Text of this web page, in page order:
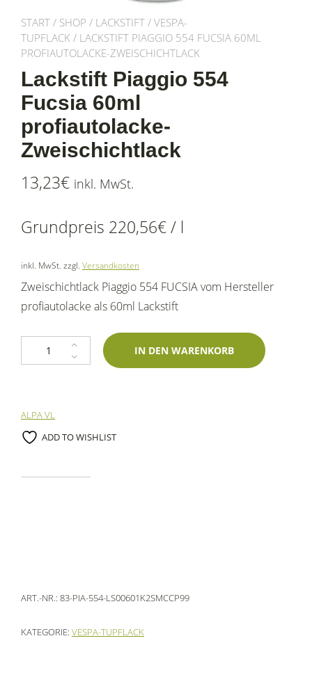
START / SHOP / LACKSTIFT / VESPA-
TUPFLACK / LACKSTIFT PIAGGIO 554 FUCSIA 60ML
PROFIAUTOLACKE-ZWEISCHICHTLACK
Lackstift Piaggio 554
Fucsia 60ml
profiautolacke-
Zweischichtlack
13,23€ inkl. MwSt.
Grundpreis 220,56€/ l
inkl. MwSt. zzgl. Versandkosten
Zweischichtlack Piaggio 554 FUCSIA vom Hersteller
profiautolacke als 60ml Lackstift
Lackstift Piaggio 554 Fucsia 60ml profiautolacke-Zweischichtlack Menge
IN DEN WARENKORB
ALPA VL
ADD TO WISHLIST
ART.-NR.: 83-PIA-554-LS00601K2SMCCP99
KATEGORIE: VESPA-TUPFLACK